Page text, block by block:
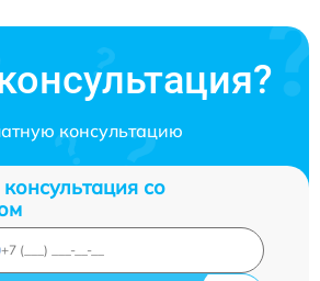
консультацию
со